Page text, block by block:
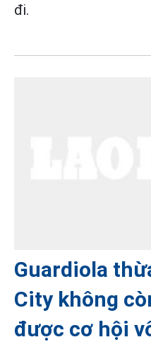
đi.
Guardiola
City không
được cơ hội